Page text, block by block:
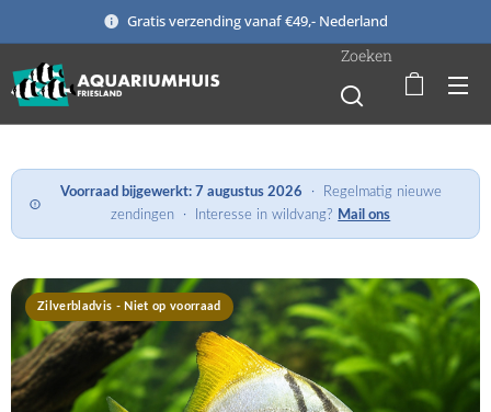
Gratis verzending vanaf €49,- Nederland
Zoeken
Voorraad bijgewerkt: 7 augustus 2026 · Regelmatig nieuwe
zendingen · Interesse in wildvang? Mail ons
Zilverbladvis - Niet op voorraad